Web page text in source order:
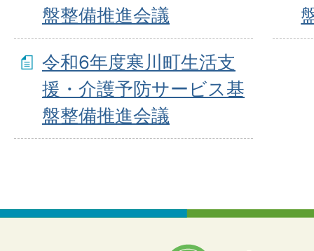
盤整備推進会議
令和6年度寒川町生活支
援・介護予防サービス基
盤整備推進会議